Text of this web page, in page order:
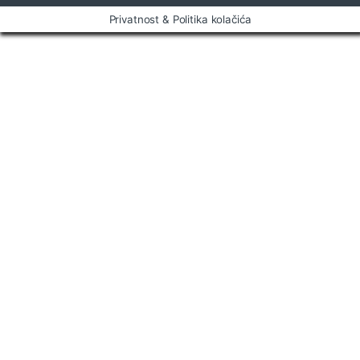
e
l
Privatnost & Politika kolačića